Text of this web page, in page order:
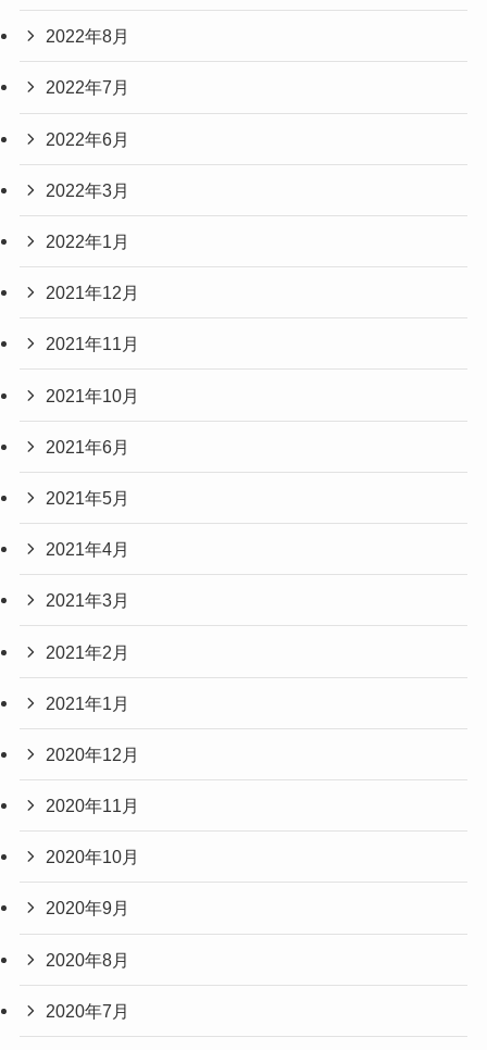
2022年8月
2022年7月
2022年6月
2022年3月
2022年1月
2021年12月
2021年11月
2021年10月
2021年6月
2021年5月
2021年4月
2021年3月
2021年2月
2021年1月
2020年12月
2020年11月
2020年10月
2020年9月
2020年8月
2020年7月